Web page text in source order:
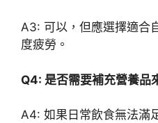
A3: 可以，但應選擇適合
度疲勞。
Q4: 是否需要補充營養品
A4: 如果日常飲食無法滿